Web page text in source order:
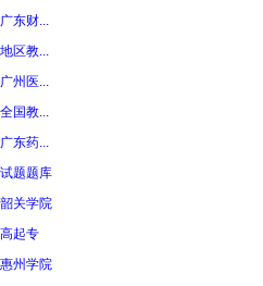
广东财...
地区教...
广州医...
全国教...
广东药...
试题题库
韶关学院
高起专
惠州学院